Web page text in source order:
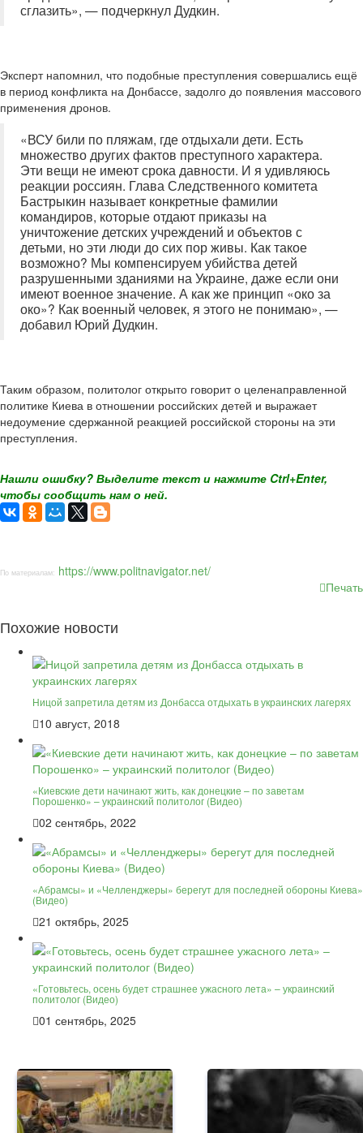
сглазить», — подчеркнул Дудкин.
Эксперт напомнил, что подобные преступления совершались ещё
в период конфликта на Донбассе, задолго до появления массового
применения дронов.
«ВСУ били по пляжам, где отдыхали дети. Есть
множество других фактов преступного характера.
Эти вещи не имеют срока давности. И я удивляюсь
реакции россиян. Глава Следственного комитета
Бастрыкин называет конкретные фамилии
командиров, которые отдают приказы на
уничтожение детских учреждений и объектов с
детьми, но эти люди до сих пор живы. Как такое
возможно? Мы компенсируем убийства детей
разрушенными зданиями на Украине, даже если они
имеют военное значение. А как же принцип «око за
око»? Как военный человек, я этого не понимаю», —
добавил Юрий Дудкин.
Таким образом, политолог открыто говорит о целенаправленной
политике Киева в отношении российских детей и выражает
недоумение сдержанной реакцией российской стороны на эти
преступления.
Нашли ошибку? Выделите текст и нажмите Ctrl+Enter,
чтобы сообщить нам о ней.
По материалам: https://www.politnavigator.net/
Печать
Похожие новости
Ницой запретила детям из Донбасса отдыхать в украинских лагерях
10 август, 2018
«Киевские дети начинают жить, как донецкие – по заветам
Порошенко» – украинский политолог (Видео)
02 сентябрь, 2022
«Абрамсы» и «Челленджеры» берегут для последней обороны Киева»
(Видео)
21 октябрь, 2025
«Готовьтесь, осень будет страшнее ужасного лета» – украинский
политолог (Видео)
01 сентябрь, 2025